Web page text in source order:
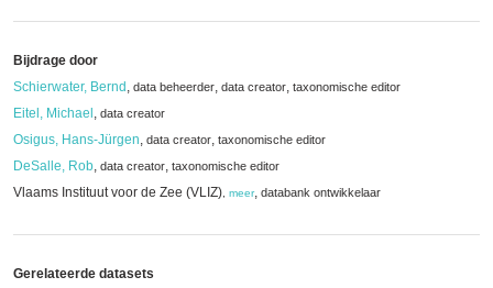
Bijdrage door
Schierwater, Bernd , data beheerder, data creator, taxonomische editor
Eitel, Michael , data creator
Osigus, Hans-Jürgen, data creator, taxonomische editor
DeSalle, Rob, data creator, taxonomische editor
Vlaams Instituut voor de Zee (VLIZ) meer, databank ontwikkelaar
Gerelateerde datasets